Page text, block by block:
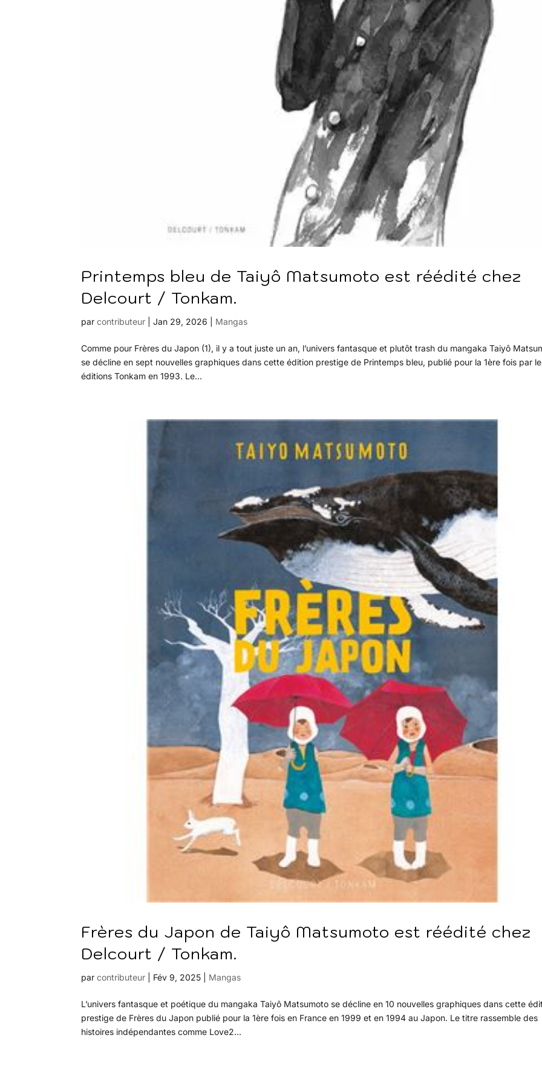
Printemps bleu de Taiyô Matsumoto est réédité chez
Delcourt / Tonkam.
parcontributeur |Jan 29, 2026 Mangas
Comme pour Frères du Japon (1), il y a tout juste un an, l’univers fantasque et plutôt trash du mangaka Taiyô
se décline en sept nouvelles graphiques dans cette édition prestige de Printemps bleu, publié pour la 1ère fois par
éditions Tonkam en 1993. Le...
Frères du Japon de Taiyô Matsumoto est réédité chez
Delcourt / Tonkam.
parcontributeur Fév 9, 2025 Mangas
L’univers fantasque et poétique du mangaka Taiyô Matsumoto se décline en 10 nouvelles graphiques dans cette
prestige de Frères du Japon publié pour la 1ère fois en France en 1999 et en 1994 au Japon. Le titre rassemble des
histoires indépendantes comme Love2...